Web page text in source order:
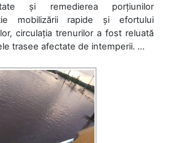
și remedierea porțiunilor
mobilizării rapide și efortului
circulația trenurilor a fost reluată
trasee afectate de intemperii. ...